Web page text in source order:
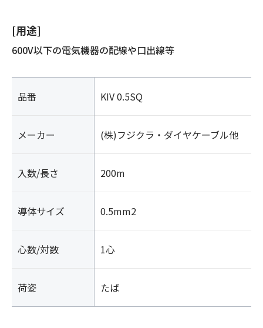
[用途]
600V以下の電気機器の配線や口出線等
品番 KIV 0.5SQ
メーカー (株)フジクラ・ダイヤケーブル他
入数/長さ 200m
導体サイズ 0.5mm2
心数/対数 1心
荷姿 たば